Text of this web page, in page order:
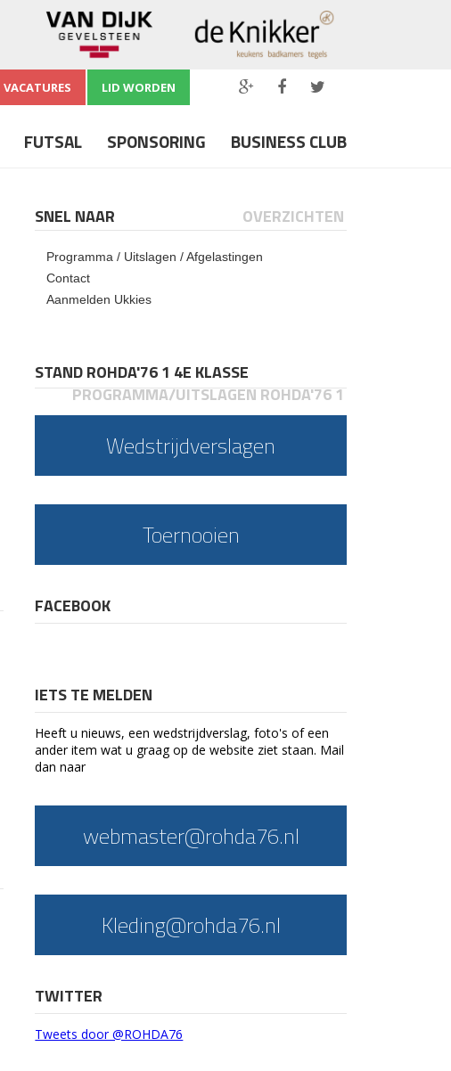
VACATURES LID WORDEN
FUTSAL SPONSORING BUSINESS CLUB
SNEL NAAR OVERZICHTEN
Programma / Uitslagen / Afgelastingen
Contact
Aanmelden Ukkies
STAND ROHDA'76 1 4E KLASSE
PROGRAMMA/UITSLAGEN ROHDA'76 1
Wedstrijdverslagen
Toernooien
FACEBOOK
IETS TE MELDEN
Heeft u nieuws, een wedstrijdverslag, foto's of een
ander item wat u graag op de website ziet staan. Mail
dan naar
webmaster@rohda76.nl
Kleding@rohda76.nl
TWITTER
Tweets door @ROHDA76